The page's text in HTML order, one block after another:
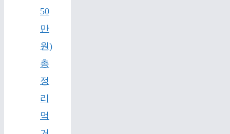
50
만
원)
총
정
리
먹